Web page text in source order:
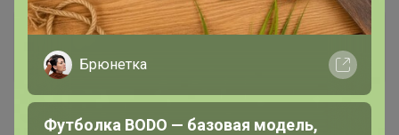
Бонифаций
18 февраля, 2025 09:53
Брюнетка
Футболка BODO — базовая модель,